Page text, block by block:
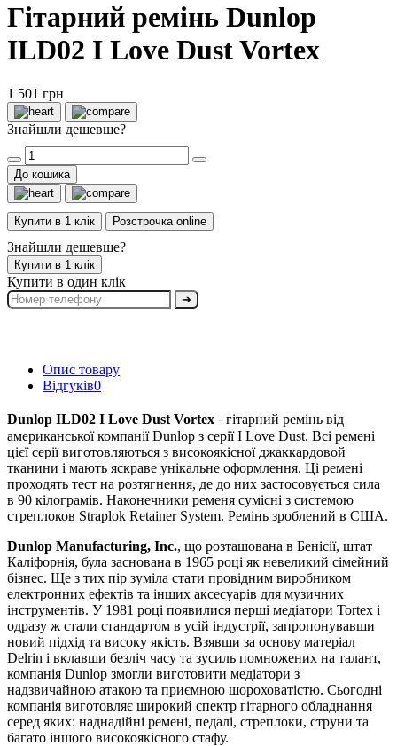
Гітарний ремінь Dunlop
ILD02 I Love Dust Vortex
1 501 грн
Знайшли дешевше?
До кошика
Купити в 1 клік Розстрочка online
Знайшли дешевше?
Купити в 1 клік
Купити в один клік
➔
Опис товару
Відгуків0
Dunlop ILD02 I Love Dust Vortex - гітарний ремінь від
американської компанії Dunlop з серії I Love Dust. Всі ремені
цієї серії виготовляються з високоякісної джаккардовой
тканини і мають яскраве унікальне оформлення. Ці ремені
проходять тест на розтягнення, де до них застосовується сила
в 90 кілограмів. Наконечники ременя сумісні з системою
стреплоков Straplok Retainer System. Ремінь зроблений в США.
Dunlop Manufacturing, Inc., що розташована в Бенісії, штат
Каліфорнія, була заснована в 1965 році як невеликий сімейний
бізнес. Ще з тих пір зуміла стати провідним виробником
електронних ефектів та інших аксесуарів для музичних
інструментів. У 1981 році появилися перші медіатори Tortex і
одразу ж стали стандартом в усій індустрії, запропонувавши
новий підхід та високу якість. Взявши за основу матеріал
Delrin і вклавши безліч часу та зусиль помножених на талант,
компанія Dunlop змогли виготовити медіатори з
надзвичайною атакою та приємною шороховатістю. Сьогодні
компанія виготовляє широкий спектр гітарного обладнання
серед яких: наднадійні ремені, педалі, стреплоки, струни та
багато іншого високоякісного стафу.